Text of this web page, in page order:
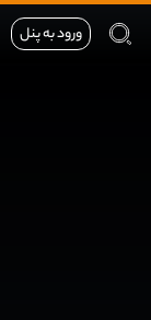
ورود به پنل